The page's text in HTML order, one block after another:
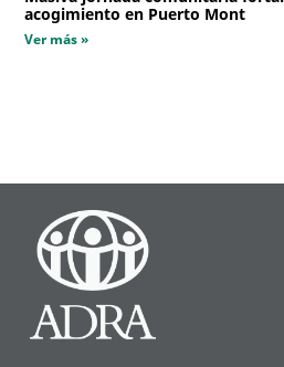
acogimiento en Puerto Mont
Ver más »